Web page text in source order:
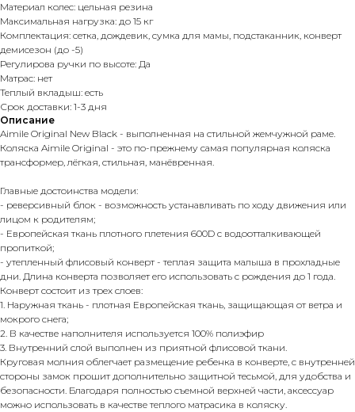
Материал колес: цельная резина
Максимальная нагрузка: до 15 кг
Комплектация: сетка, дождевик, сумка для мамы, подстаканник, конверт
демисезон (до -5)
Регулирова ручки по высоте: Да
Матрас: нет
Теплый вкладыш: есть
Срок доставки: 1-3 дня
Описание
Aimile Original New Black - выполненная на стильной жемчужной раме.
Коляска Aimile Original - это по-прежнему самая популярная коляска
трансформер, лёгкая, стильная, манёвренная.
Главные достоинства модели:
- реверсивный блок - возможность устанавливать по ходу движения или
лицом к родителям;
- Европейская ткань плотного плетения 600D с водоотталкивающей
пропиткой;
- утепленный флисовый конверт - теплая защита малыша в прохладные
дни. Длина конверта позволяет его использовать с рождения до 1 года.
Конверт состоит из трех слоев:
1. Наружная ткань - плотная Европейская ткань, защищающая от ветра и
мокрого снега;
2. В качестве наполнителя используется 100% полиэфир
3. Внутренний слой выполнен из приятной флисовой ткани.
Круговая молния облегчает размещение ребенка в конверте, с внутренней
стороны замок прошит дополнительно защитной тесьмой, для удобства и
безопасности. Благодаря полностью съемной верхней части, аксессуар
можно использовать в качестве теплого матрасика в коляску.